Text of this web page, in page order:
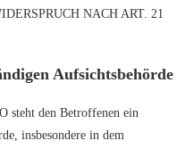
NACH ART. 21
Aufsichts­behörde
steht den Betroffenen ein
insbesondere in dem